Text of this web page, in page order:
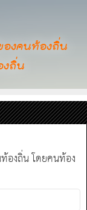
องคนท้องถิ่น
ถิ่น
องถิ่น โดยคนท้อง